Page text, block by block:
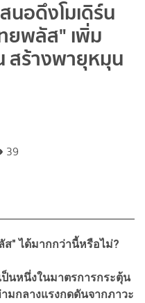
นอดึงโมเดิร์น
ยพลัส" เพิ่ม
สร้างพายุหมุน
39
ส" ได้มากกว่านี้หรือไม่?
นหนึ่งในมาตรการกระตุ้น
มกลางแรงกดดันจากภาวะ